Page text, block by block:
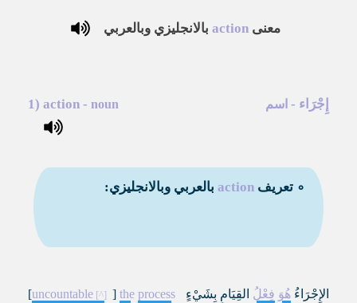
معنى action بالانجليزي وبالعربي
إِجْرَاء - اسم 1) action - noun
∘ تعريفaction بالعربي وبالانجليزي:
الإِجْرَاءُ هُوَ فِعْلُ القِيَامِ بِشَيْءٍ
[uncountable ] the process